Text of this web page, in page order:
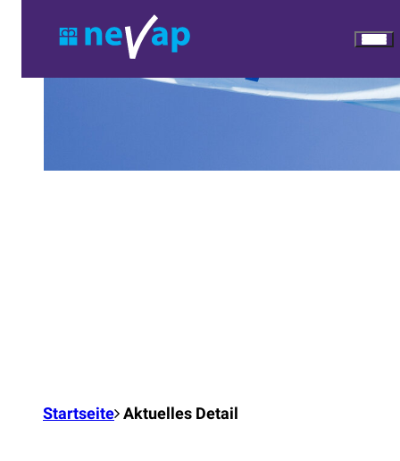
Startseite Aktuelles Detail